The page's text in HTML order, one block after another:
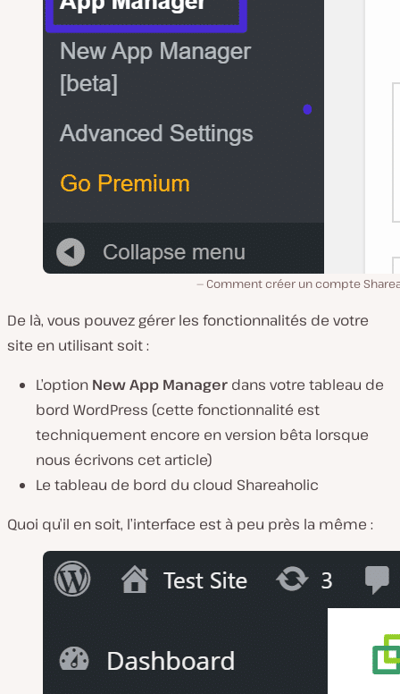
Comment créer un compte
De là, vous pouvez gérer les fonctionnalités de votre
site en utilisant soit :
L’option New App Manager dans votre tableau de
bord WordPress (cette fonctionnalité est
techniquement encore en version bêta lorsque
nous écrivons cet article)
Le tableau de bord du cloud Shareaholic
Quoi qu’il en soit, l’interface est à peu près la même :